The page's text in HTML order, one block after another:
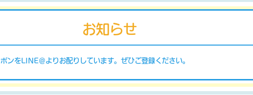
お知らせ
ンをLINE＠よりお配りしています。ぜひご登録ください。